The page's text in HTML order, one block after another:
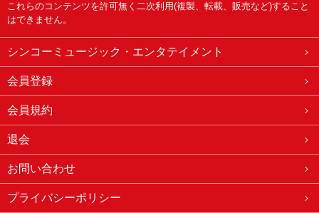
これらのコンテンツを許可無く二次利用(複製、転載、販売など)すること
はできません。
シンコーミュージック・エンタテイメント
会員登録
会員規約
退会
お問い合わせ
プライバシーポリシー